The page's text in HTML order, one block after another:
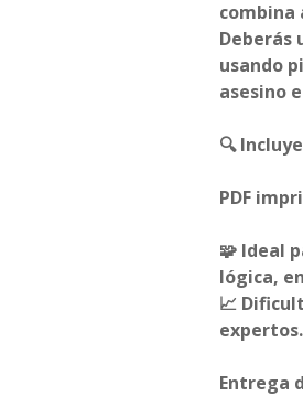
combina
Deberás
usando
asesino
🔍
PDF
🧩 Ideal
lógica,
📈
expertos.
Entrega